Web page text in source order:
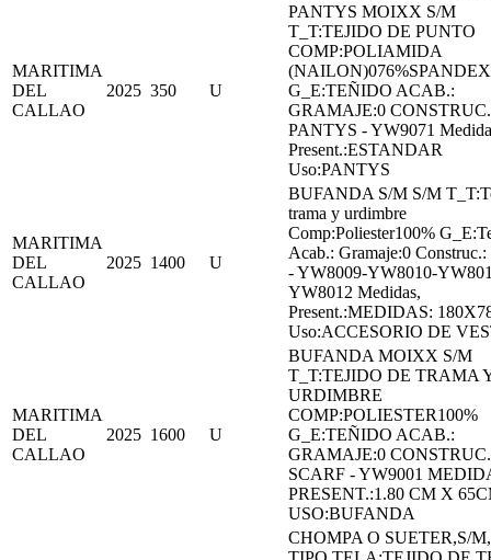
MARITIMA
DEL
CALLAO
2025 350 U
PANTYS MOIXX S/M
T_T:TEJIDO DE PUNTO
COMP:POLIAMIDA
G_E:TEÑIDO ACAB.:
GRAMAJE:0
PANTYS - YW9071
Present.:ESTANDAR
Uso:PANTYS
MARITIMA
DEL
CALLAO
2025 1400 U
BUFANDA S/M S/M
trama y urdimbre
Comp:Poliester100%
Acab.: Gramaje:0
- YW8009-YW8010-
YW8012 Medidas,
Present.:MEDIDAS:
Uso:ACCESORIO DE
MARITIMA
DEL
CALLAO
2025 1600 U
BUFANDA MOIXX S/M
T_T:TEJIDO DE TRAMA
URDIMBRE
COMP:POLIESTER100%
G_E:TEÑIDO ACAB.:
GRAMAJE:0
SCARF - YW9001
PRESENT.:1.80 CM X
USO:BUFANDA
CHOMPA O SUETER,S/